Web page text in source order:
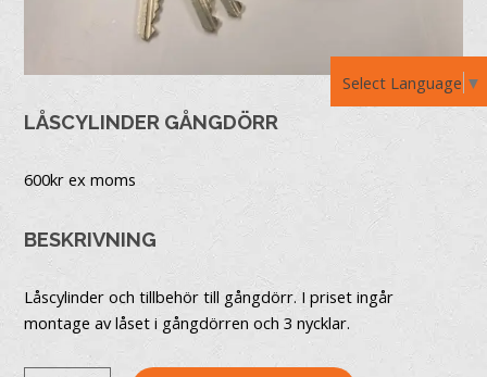
Select Language ▼
LÅSCYLINDER GÅNGDÖRR
600kr ex moms
BESKRIVNING
Låscylinder och tillbehör till gångdörr. I priset ingår
montage av låset i gångdörren och 3 nycklar.